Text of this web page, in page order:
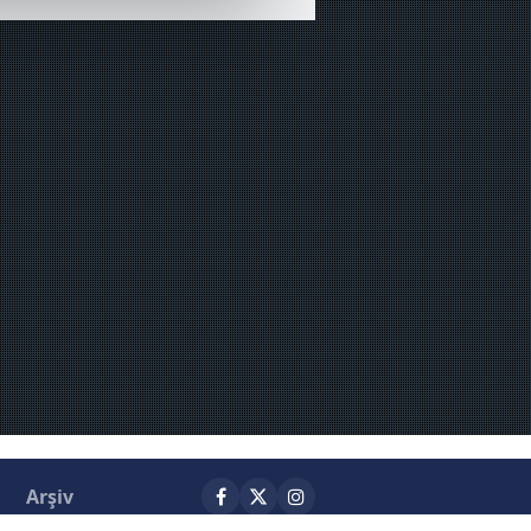
kullanılmaktadır. Bu
sunulması
ve sizlere yönelik
detaylı bilgi için Ayarlar
ve sitemizde ilgili
Arşiv